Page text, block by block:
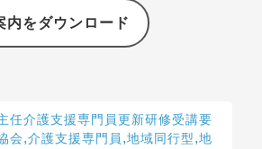
内をダウンロード
任介護支援専門員更新研修受講要
会,介護支援専門員 ,地域同行型,地